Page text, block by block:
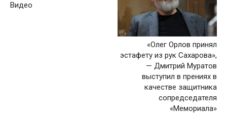
Видео
«Олег Орлов принял
эстафету из рук Сахарова»,
— Дмитрий Муратов
выступил в прениях в
качестве защитника
сопредседателя
«Мемориала»